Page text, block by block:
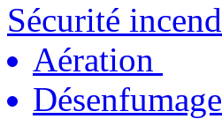
Sécurité
Aération
Désenfumage